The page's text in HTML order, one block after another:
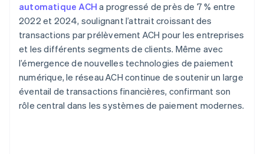
automatique ACH a progressé de près de 7 % entre
2022 et 2024, soulignant l’attrait croissant des
transactions par prélèvement ACH pour les entreprises
et les différents segments de clients. Même avec
l’émergence de nouvelles technologies de paiement
numérique, le réseau ACH continue de soutenir un large
éventail de transactions financières, confirmant son
rôle central dans les systèmes de paiement modernes.